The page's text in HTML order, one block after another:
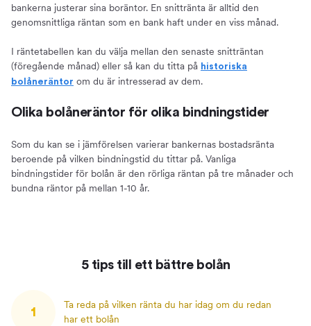
bankerna justerar sina boräntor. En snittränta är alltid den
genomsnittliga räntan som en bank haft under en viss månad.
I räntetabellen kan du välja mellan den senaste snitträntan
(föregående månad) eller så kan du titta på historiska
bolåneräntor om du är intresserad av dem.
Olika bolåneräntor för olika bindningstider
Som du kan se i jämförelsen varierar bankernas bostadsränta
beroende på vilken bindningstid du tittar på. Vanliga
bindningstider för bolån är den rörliga räntan på tre månader och
bundna räntor på mellan 1-10 år.
5 tips till ett bättre bolån
1
Ta reda på vilken ränta du har idag om du redan
har ett bolån